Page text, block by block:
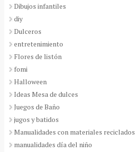
Dibujos infantiles
diy
Dulceros
entretenimiento
Flores de listón
fomi
Halloween
Ideas Mesa de dulces
Juegos de Baño
jugos y batidos
Manualidades con materiales reciclados
manualidades día del niño